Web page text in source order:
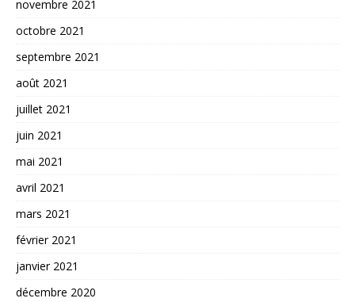
novembre 2021
octobre 2021
septembre 2021
août 2021
juillet 2021
juin 2021
mai 2021
avril 2021
mars 2021
février 2021
janvier 2021
décembre 2020